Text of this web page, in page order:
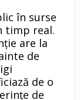
în surse
timp real.
are la
de
de o
de